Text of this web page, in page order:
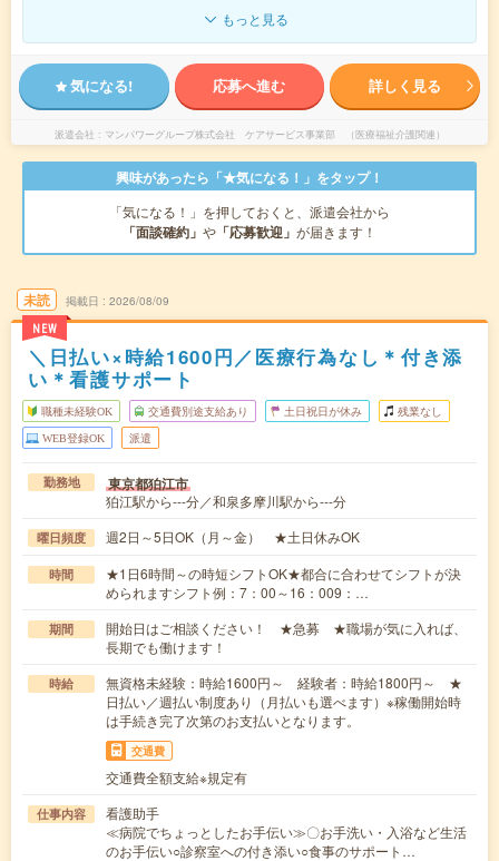
もっと見る
気になる! 応募へ進む 詳しく見る
派遣会社 マンパワーグループ株式会社 ケアサービス事業部 （医療福祉介護関連）
興味があったら「★気になる！」をタップ！
「気になる！」を押しておくと、派遣会社から
「面談確約」 や 「応募歓迎」 が届きます！
未読
NEW
掲載日 2026/08/09
＼日払い×時給1600円／医療行為なし＊付き添
い＊看護サポート
職種未経験OK 交通費別途支給あり 土日祝日が休み 残業なし
WEB登録OK 派遣
勤務地 東京都狛江市
狛江駅から---分／和泉多摩川駅から---分
曜日頻度 週2日～5日OK（月～金） ★土日休みOK
時間
★1日6時間～の時短シフトOK★都合に合わせてシフトが決
められますシフト例：7：00～16：009：…
期間
開始日はご相談ください！ ★急募 ★職場が気に入れば、
長期でも働けます！
時給
無資格未経験：時給1600円～ 経験者：時給1800円～ ★
日払い／週払い制度あり（月払いも選べます）※稼働開始時
は手続き完了次第のお支払いとなります。
交通費
交通費全額支給※規定有
仕事内容
看護助手
≪病院でちょっとしたお手伝い≫〇お手洗い・入浴など生活
のお手伝い○診察室への付き添い○食事のサポート…